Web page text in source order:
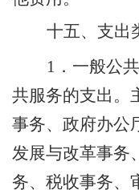
十五、支出
1 ．一般公
共服务的支出。
事务、政府办公
发展与改革事务
务、税收事务、